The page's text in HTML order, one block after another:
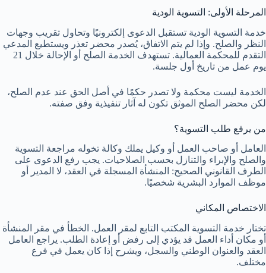
المرحلة الأولى: التسوية الودية
خدمة التسوية الودية تستقبل الدعوى إلكترونيًا وتحاول تقريب وجهات
النظر والصلح. وإذا لم يتم الاتفاق، يُصدر محضر تعذر ويستطيع المدعي
التقدم للمحكمة العمالية. تستهدف الخدمة الصلح أو الإحالة خلال 21
يوم عمل من تاريخ أول جلسة.
الخدمة ليست محكمة ولا تصدر حكمًا في أصل الحق عند عدم الصلح،
لكن محضر الصلح الموثق تكون له آثار تنفيذية وفق صفته.
من يرفع طلب التسوية؟
العامل أو صاحب العمل أو وكيل يملك وكالة تخوله مراجعة التسوية
والصلح والإبراء والتنازل بحسب الصلاحيات. يجب رفع الدعوى على
الطرف القانوني الصحيح: المنشأة المسجلة في العقد، لا المدير أو
موظف الموارد البشرية شخصيًا.
الاختصاص المكاني
تختار خدمة التسوية المكتب التابع لمقر العمل. الخطأ في مقر المنشأة
أو مكان أداء العمل قد يؤدي إلى رفض أو إعادة الطلب. يراجع العامل
العقد والعنوان الوطني والسجل، ويشرح إذا كان يعمل في فرع
مختلف.